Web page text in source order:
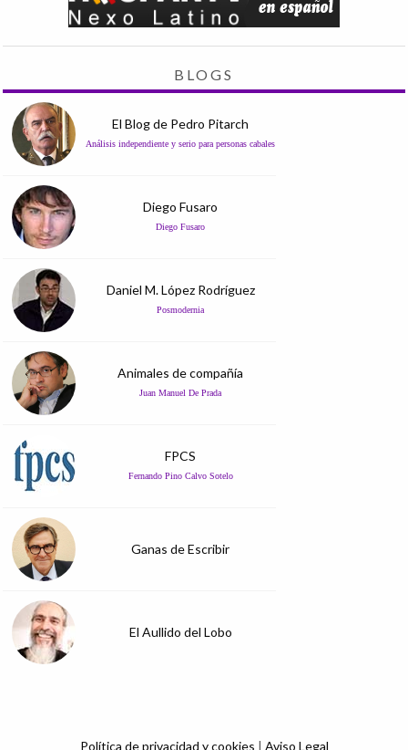
BLOGS
El Blog de Pedro Pitarch
Análisis independiente y serio para personas cabales
Diego Fusaro
Diego Fusaro
Daniel M. López Rodríguez
Posmodernia
Animales de compañía
Juan Manuel De Prada
FPCS
Fernando Pino Calvo Sotelo
Ganas de Escribir
El Aullido del Lobo
Política de privacidad y cookies | Aviso Legal